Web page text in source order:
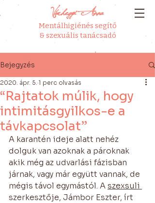
Várhegyi Anna
Mentálhigiénés segítő
& szexuális tanácsadó
Bejegyzés
“Rajtatok múlik, hogy
intimitásgyilkos-e a
távkapcsolat”
2020. ápr. 5. 1 perc olvasás
A karantén ideje alatt nehéz
dolguk van azoknak a pároknak
akik még az udvarlási fázisban
járnak, vagy már együtt vannak, de
mégis távol egymástól. A szexsuli
szerkesztője, Jámbor Eszter, írt